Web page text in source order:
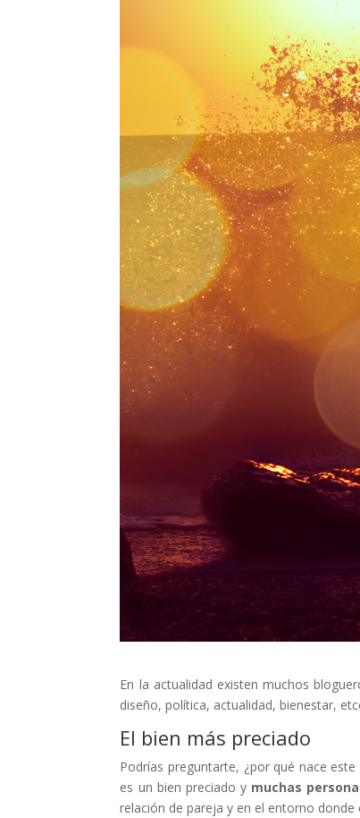
En la actualidad existen muchos
diseño, política, actualidad, bienestar,
El bien más preciado
Podrías preguntarte, ¿por qué nace
es un bien preciado y muchas
relación de pareja y en el entorno donde